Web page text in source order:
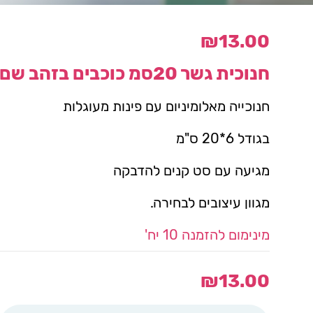
₪13.00
חנוכית גשר 20סמ כוכבים בזהב שם
חנוכייה מאלומיניום עם פינות מעוגלות
בגודל 6*20 ס"מ
מגיעה עם סט קנים להדבקה
מגוון עיצובים לבחירה.
מינימום להזמנה 10 יח'
₪13.00